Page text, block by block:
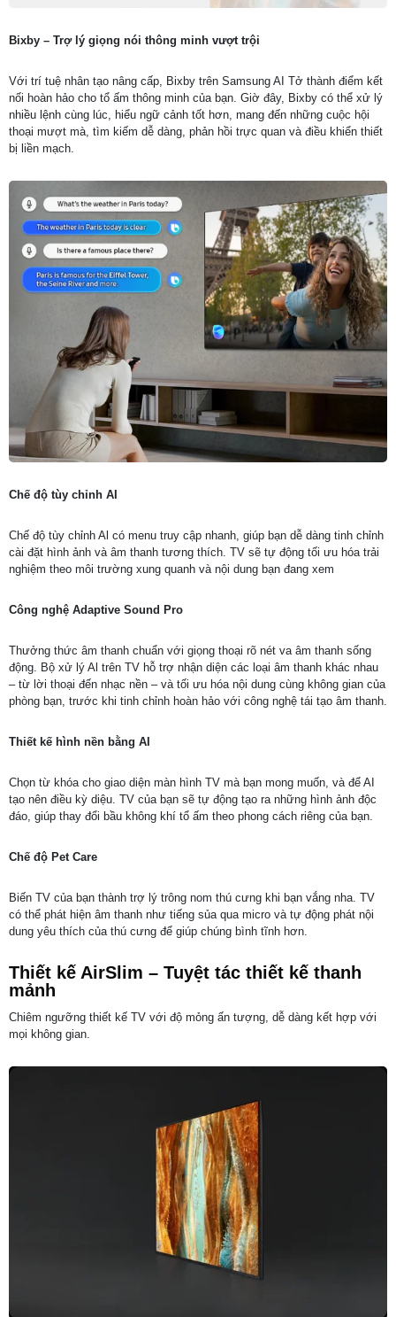
Bixby – Trợ lý giọng nói thông minh vượt trội
Với trí tuệ nhân tạo nâng cấp, Bixby trên Samsung AI Tở thành điểm kết
nối hoàn hảo cho tổ ấm thông minh của bạn. Giờ đây, Bixby có thể xử lý
nhiều lệnh cùng lúc, hiểu ngữ cảnh tốt hơn, mang đến những cuộc hội
thoại mượt mà, tìm kiếm dễ dàng, phản hồi trực quan và điều khiển thiết
bị liền mạch.
Chế độ tùy chỉnh AI
Chế độ tùy chỉnh Al có menu truy cập nhanh, giúp bạn dễ dàng tinh chỉnh
cài đặt hình ảnh và âm thanh tương thích. TV sẽ tự động tối ưu hóa trải
nghiệm theo môi trường xung quanh và nội dung bạn đang xem
Công nghệ Adaptive Sound Pro
Thưởng thức âm thanh chuẩn với giọng thoại rõ nét va âm thanh sống
động. Bộ xử lý Al trên TV hỗ trợ nhận diện các loại âm thanh khác nhau
– từ lời thoại đến nhạc nền – và tối ưu hóa nội dung cùng không gian của
phòng bạn, trước khi tinh chỉnh hoàn hảo với công nghệ tái tạo âm thanh.
Thiết kế hình nền bằng AI
Chọn từ khóa cho giao diện màn hình TV mà bạn mong muốn, và để AI
tạo nên điều kỳ diệu. TV của bạn sẽ tự động tạo ra những hình ảnh độc
đáo, giúp thay đổi bầu không khí tổ ấm theo phong cách riêng của bạn.
Chế độ Pet Care
Biến TV của bạn thành trợ lý trông nom thú cưng khi bạn vắng nha. TV
có thể phát hiện âm thanh như tiếng sủa qua micro và tự động phát nội
dung yêu thích của thú cưng để giúp chúng bình tĩnh hơn.
Thiết kế AirSlim – Tuyệt tác thiết kế thanh
mảnh
Chiêm ngưỡng thiết kế TV với độ mỏng ấn tượng, dễ dàng kết hợp với
mọi không gian.